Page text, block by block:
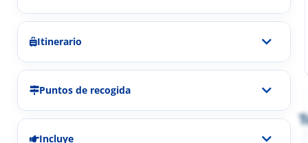
Itinerario
Puntos de recogida
Incluye